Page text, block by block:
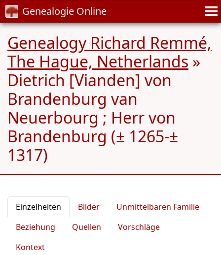
Genealogie Online
Genealogy Richard Remmé,
The Hague, Netherlands »
Dietrich [Vianden] von
Brandenburg van
Neuerbourg ; Herr von
Brandenburg (± 1265-±
1317)
Einzelheiten Bilder
Unmittelbaren Familie
Beziehung
Quellen
Vorschläge
Kontext